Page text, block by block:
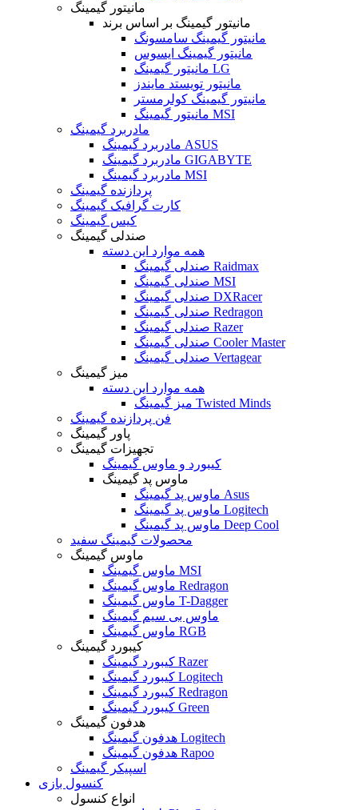
مانیتور گیمینگ
مانیتور گیمینگ بر اساس برند
مانیتور گیمینگ سامسونگ
مانیتور گیمینگ ایسوس
مانیتور گیمینگ LG
مانیتور تویستد مایندز
مانیتور گیمینگ کولرمستر
مانیتور گیمینگ MSI
مادربرد گیمینگ
مادربرد گیمینگ ASUS
مادربرد گیمینگ GIGABYTE
مادربرد گیمینگ MSI
پردازنده گیمینگ
کارت گرافیک گیمینگ
کیس گیمینگ
صندلی گیمینگ
همه موارد این دسته
صندلی گیمینگ Raidmax
صندلی گیمینگ MSI
صندلی گیمینگ DXRacer
صندلی گیمینگ Redragon
صندلی گیمینگ Razer
صندلی گیمینگ Cooler Master
صندلی گیمینگ Vertagear
میز گیمینگ
همه موارد این دسته
میز گیمینگ Twisted Minds
فن پردازنده گیمینگ
پاور گیمینگ
تجهیزات گیمینگ
کیبورد و ماوس گیمینگ
ماوس پد گیمینگ
ماوس پد گیمینگ Asus
ماوس پد گیمینگ Logitech
ماوس پد گیمینگ Deep Cool
محصولات گیمینگ سفید
ماوس گیمینگ
ماوس گیمینگ MSI
ماوس گیمینگ Redragon
ماوس گیمینگ T-Dagger
ماوس بی سیم گیمینگ
ماوس گیمینگ RGB
کیبورد گیمینگ
کیبورد گیمینگ Razer
کیبورد گیمینگ Logitech
کیبورد گیمینگ Redragon
کیبورد گیمینگ Green
هدفون گیمینگ
هدفون گیمینگ Logitech
هدفون گیمینگ Rapoo
اسپیکر گیمینگ
کنسول بازی
انواع کنسول